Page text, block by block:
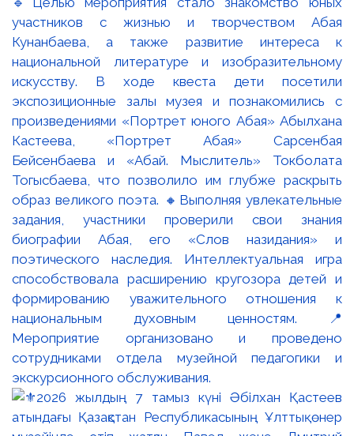
участников с жизнью и творчеством Абая
Кунанбаева, а также развитие интереса к
национальной литературе и изобразительному
искусству. В ходе квеста дети посетили
экспозиционные залы музея и познакомились с
произведениями «Портрет юного Абая» Абылхана
Кастеева, «Портрет Абая» Сарсенбая
Бейсенбаева и «Абай. Мыслитель» Токболата
Тогысбаева, что позволило им глубже раскрыть
образ великого поэта. 🔸Выполняя увлекательные
задания, участники проверили свои знания
биографии Абая, его «Слов назидания» и
поэтического наследия. Интеллектуальная игра
способствовала расширению кругозора детей и
формированию уважительного отношения к
национальным духовным ценностям. 📍
Мероприятие организовано и проведено
сотрудниками отдела музейной педагогики и
экскурсионного обслуживания.